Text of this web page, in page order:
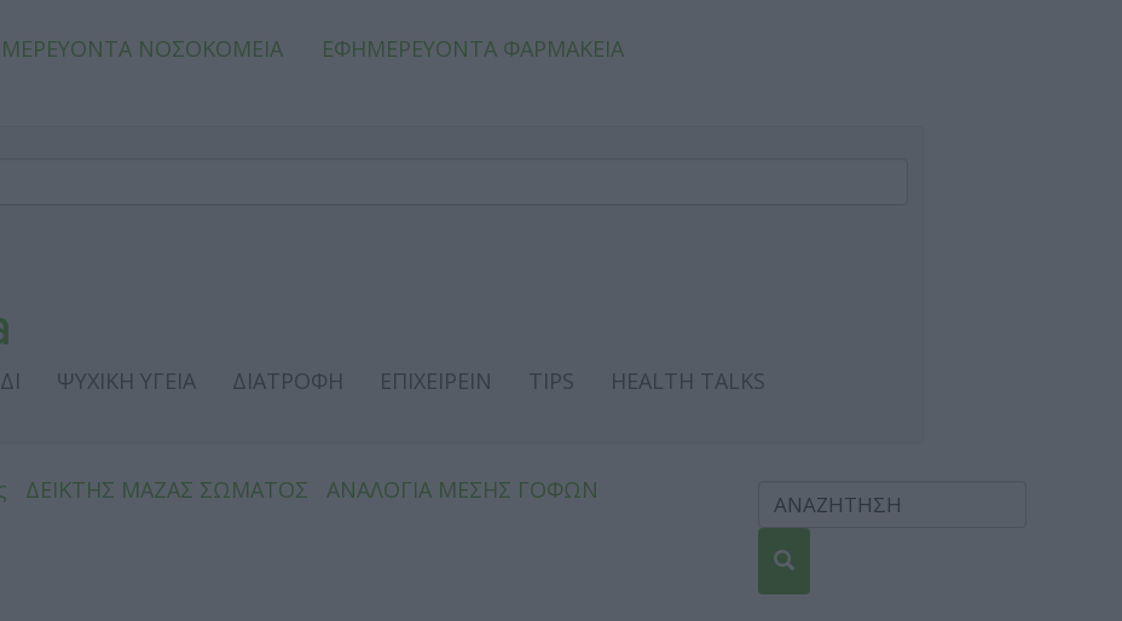
ΝΟΣΟΚΟΜΕΙΑ ΕΦΗΜΕΡΕΥΟΝΤΑ ΦΑΡΜΑΚΕΙΑ
ΨΥΧΙΚΗ ΥΓΕΙΑ ΔΙΑΤΡΟΦΗ ΕΠΙΧΕΙΡΕΙΝ TIPS
HEALTH TALKS
ΔΕΙΚΤΗΣ ΜΑΖΑΣ ΣΩΜΑΤΟΣ
ΑΝΑΛΟΓΙΑ ΜΕΣΗΣ ΓΟΦΩΝ